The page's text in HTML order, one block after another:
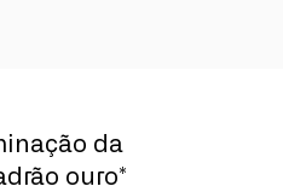
da
ouro*